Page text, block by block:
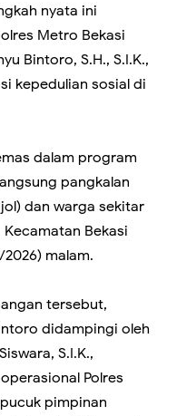
nyata ini
Metro Bekasi
Bintoro, S.H., S.I.K.,
kepedulian sosial di
dalam program
pangkalan
dan warga sekitar
Bekasi
malam.
tersebut,
didampingi oleh
S.I.K.,
Polres
pimpinan